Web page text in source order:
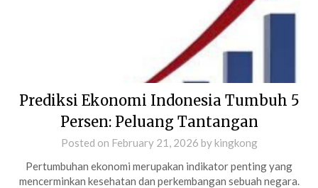
Prediksi Ekonomi Indonesia Tumbuh 5
Persen: Peluang Tantangan
Posted on February 21, 2026 bykingkong
Pertumbuhan ekonomi merupakan indikator penting yang
mencerminkan kesehatan dan perkembangan sebuah negara.